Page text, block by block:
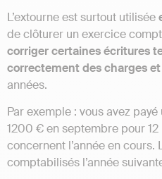
L’extourne est surtout utilisée
de clôturer un exercice
corriger certaines écritures
correctement des charges
années.
Par exemple : vous avez
1200 € en septembre pour
concernent l’année en
comptabilisés l’année